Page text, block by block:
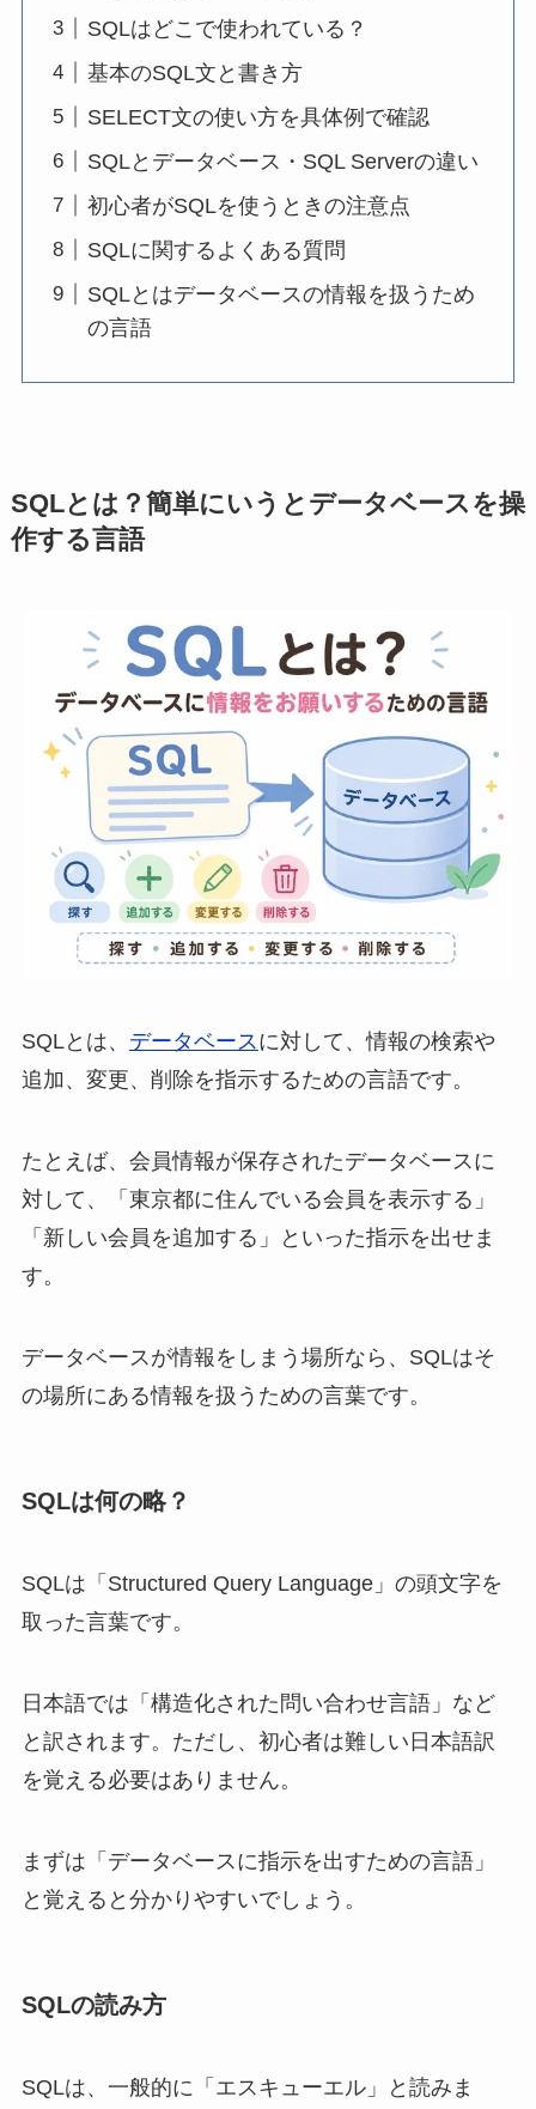
SQLはどこで使われている？
基本のSQL文と書き方
SELECT文の使い方を具体例で確認
SQLとデータベース・SQL Serverの違い
初心者がSQLを使うときの注意点
SQLに関するよくある質問
SQLとはデータベースの情報を扱うため
の言語
SQLとは？簡単にいうとデータベースを操
作する言語
SQLとは、 データベース に対して、情報の検索や
追加、変更、削除を指示するための言語です。
たとえば、会員情報が保存されたデータベースに
対して、「東京都に住んでいる会員を表示する」
「新しい会員を追加する」といった指示を出せま
す。
データベースが情報をしまう場所なら、SQLはそ
の場所にある情報を扱うための言葉です。
SQLは何の略？
SQLは「Structured Query Language」の頭文字を
取った言葉です。
日本語では「構造化された問い合わせ言語」など
と訳されます。ただし、初心者は難しい日本語訳
を覚える必要はありません。
まずは「データベースに指示を出すための言語」
と覚えると分かりやすいでしょう。
SQLの読み方
SQLは、一般的に「エスキューエル」と読みま